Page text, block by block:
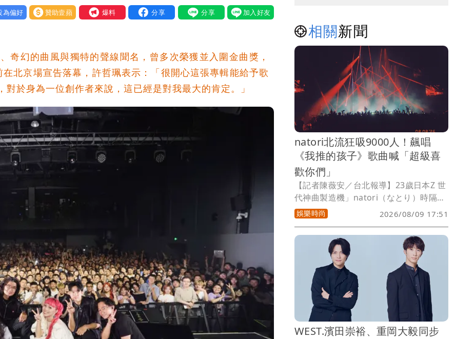
好 贊助壹蘋 我要爆料
奇幻的曲風與獨特的聲線聞名，曾多次榮獲並入圍金曲獎，
北京場宣告落幕，許哲珮表示：「很開心這張專輯能給予歌
於身為一位創作者來說，這已經是對我最大的肯定。」
相關新聞
natori北流狂吸9000人！飆唱
《我推的孩子》歌曲喊「超級喜
歡你們」
【記者陳薇安／台北報導】23歲日本Z 世
代神曲製造機」natori（なとり）時隔10
個月，帶著新巡演「Koshin (March)」2
度訪台，8、9日接連在台北流行音樂中心
開唱，2場吸引9000人次朝聖。他以
《EAT》、《我推的孩子3》片尾曲
《Serenade》、《Eureka》、
《Catherine》揭開序幕，大喊：「今天
的我會very very dancing，還有very
very jumping，大家可以嗎，那我們要
上囉！」引起台下尖叫聲連連。
娛樂時尚 2026/08/09 17:51
WEST.濱田崇裕、重岡大毅同步